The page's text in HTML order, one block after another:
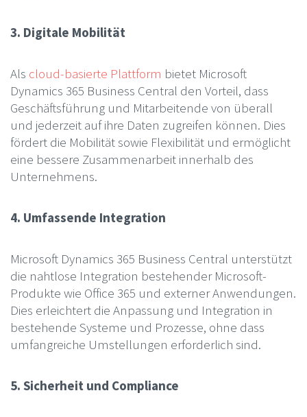
3. Digitale Mobilität
Als cloud-basierte Plattform bietet Microsoft
Dynamics 365 Business Central den Vorteil, dass
Geschäftsführung und Mitarbeitende von überall
und jederzeit auf ihre Daten zugreifen können. Dies
fördert die Mobilität sowie Flexibilität und ermöglicht
eine bessere Zusammenarbeit innerhalb des
Unternehmens.
4. Umfassende Integration
Microsoft Dynamics 365 Business Central unterstützt
die nahtlose Integration bestehender Microsoft-
Produkte wie Office 365 und externer Anwendungen.
Dies erleichtert die Anpassung und Integration in
bestehende Systeme und Prozesse, ohne dass
umfangreiche Umstellungen erforderlich sind.
5. Sicherheit und Compliance